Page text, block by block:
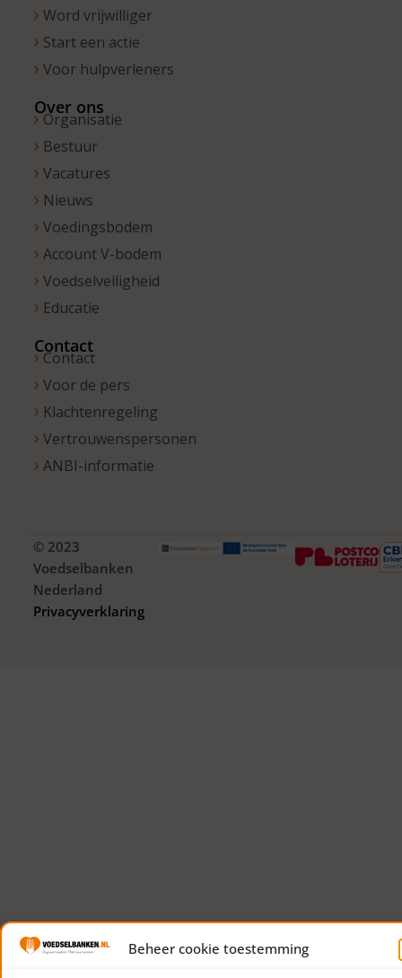
Beheer cookie toestemming
Word vrijwilliger
Start een actie
Voor hulpverleners
Over ons
Organisatie
Bestuur
Vacatures
Nieuws
Voedingsbodem
Account V-bodem
Voedselveiligheid
Educatie
Contact
Contact
Voor de pers
Klachtenregeling
Vertrouwenspersonen
ANBI-informatie
© 2023
Voedselbanken
Nederland
Privacyverklaring